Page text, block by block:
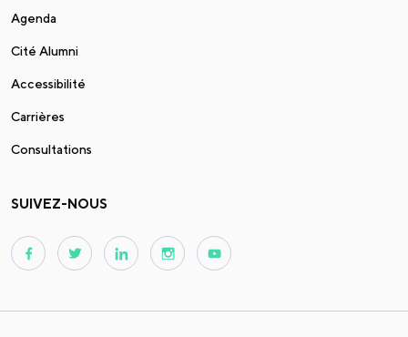
Agenda
Cité Alumni
Accessibilité
Carrières
Consultations
SUIVEZ-NOUS